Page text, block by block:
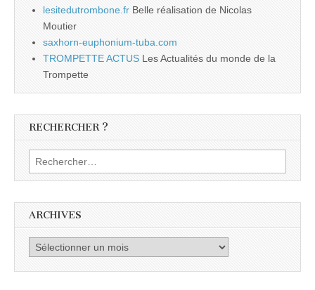
lesitedutrombone.fr Belle réalisation de Nicolas
Moutier
saxhorn-euphonium-tuba.com
TROMPETTE ACTUS Les Actualités du monde de la
Trompette
RECHERCHER ?
Rechercher :
ARCHIVES
Archives